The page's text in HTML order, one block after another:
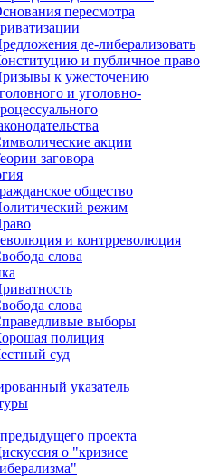
пересмотра
де-либерализовать
и публичное право
к ужесточению
и уголовно-
акции
заговора
общество
режим
и контрреволюция
слова
слова
выборы
полиция
суд
указатель
проекта
о "кризисе